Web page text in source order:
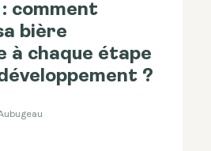
comment
bière
à chaque étape
?